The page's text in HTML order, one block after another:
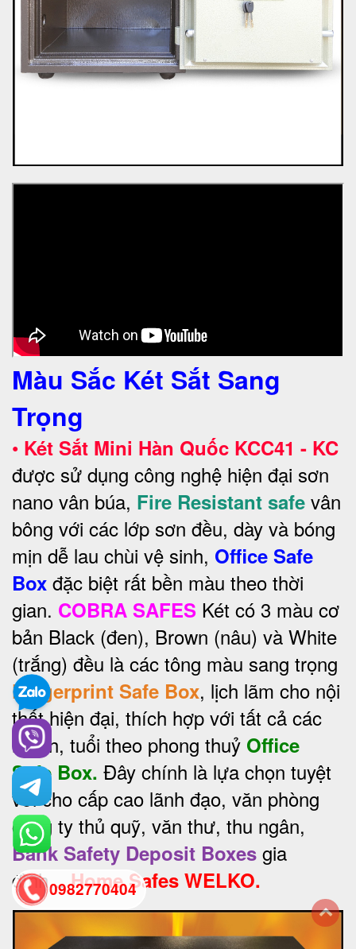
Màu Sắc Két Sắt Sang
Trọng
• Két Sắt Mini Hàn Quốc KCC41 - KC
được sử dụng công nghệ hiện đại sơn
nano vân búa, Fire Resistant safe vân
bông với các lớp sơn đều, dày và bóng
mịn dễ lau chùi vệ sinh, Office Safe
Box đặc biệt rất bền màu theo thời
gian. COBRA SAFES Két có 3 màu cơ
bản Black (đen), Brown (nâu) và White
(trắng) đều là các tông màu sang trọng
Fingerprint Safe Box, lịch lãm cho nội
thất hiện đại, thích hợp với tất cả các
mệnh, tuổi theo phong thuỷ Office
Safe Box. Đây chính là lựa chọn tuyệt
vời cho cấp cao lãnh đạo, văn phòng
công ty thủ quỹ, văn thư, thu ngân,
Bank Safety Deposit Boxes gia
đình...Home Safes WELKO.
0982770404